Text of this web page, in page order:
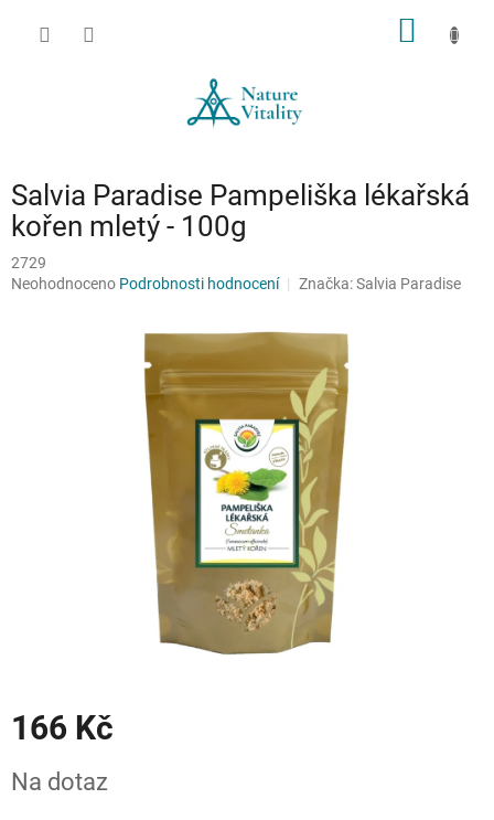
Salvia Paradise Pampeliška lékařská
kořen mletý - 100g
2729
Průměrné
Neohodnoceno Podrobnosti hodnocení Značka:Salvia Paradise
166 Kč
cena:
Na dotaz